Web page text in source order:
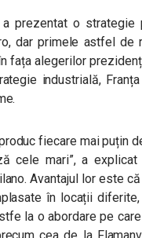
a prezentat o
dar primele astfel de
fața alegerilor
industrială,
fiecare mai puțin
cele mari”,a explicat
Avantajul lor este
în locații
la o abordare pe